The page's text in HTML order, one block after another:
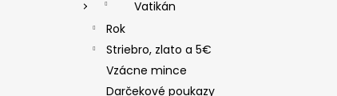
Vatikán
Rok
Striebro, zlato a 5€
Vzácne mince
Darčekové poukazy